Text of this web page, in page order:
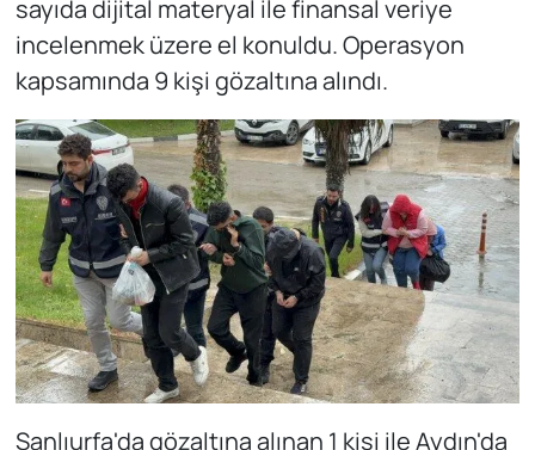
sayıda dijital materyal ile finansal veriye
incelenmek üzere el konuldu. Operasyon
kapsamında 9 kişi gözaltına alındı.
Şanlıurfa'da gözaltına alınan 1 kişi ile Aydın'da